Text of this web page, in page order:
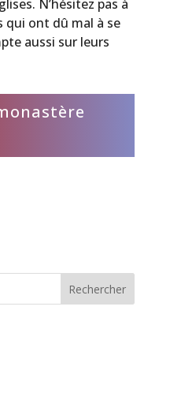
N’hésitez pas à
qui ont dû mal à se
aussi sur leurs